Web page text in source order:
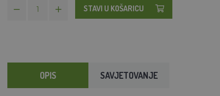
STAVI U KOŠARICU
OPIS SAVJETOVANJE